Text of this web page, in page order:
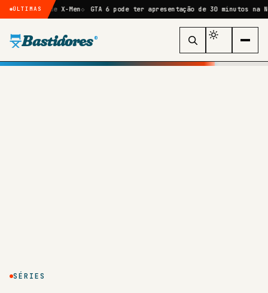
ÚLTIMAS
de X-Men GTA 6 pode ter apresentação de 30 minutos na Netflix,
Bastidores ®
SÉRIES